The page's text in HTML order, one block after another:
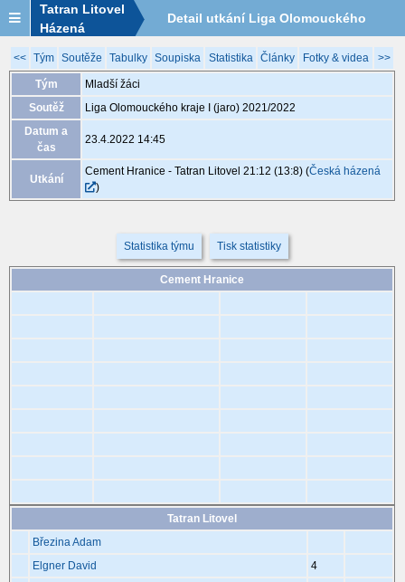
Tatran Litovel
Házená
Detail utkání Liga Olomouckého
kraje I (jaro) 2021/2022, MLA34, 23.4.
<< Tým Soutěže Tabulky Soupiska Statistika Články Fotky & videa >>
Tým
Mladší žáci
Soutěž
Liga Olomouckého kraje I (jaro) 2021/2022
Datum a
čas
23.4.2022 14:45
Utkání
Cement Hranice - Tatran Litovel 21:12 (13:8)(Česká házená
)
Statistika týmu Tisk statistiky
Cement Hranice
Tatran Litovel
Březina Adam
Elgner David
4